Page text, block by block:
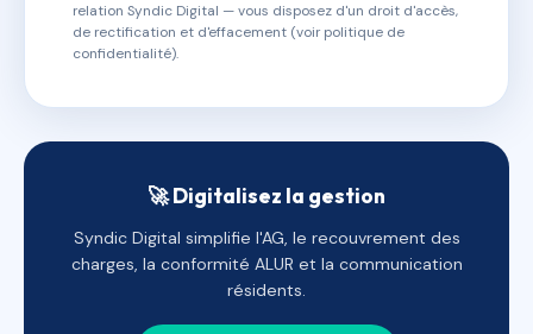
relation Syndic Digital — vous disposez d'un droit d'accès,
de rectification et d'effacement (voir politique de
confidentialité).
🚀 Digitalisez la gestion
Syndic Digital simplifie l'AG, le recouvrement des
charges, la conformité ALUR et la communication
résidents.